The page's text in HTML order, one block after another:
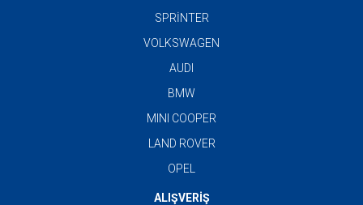
SPRİNTER
VOLKSWAGEN
AUDI
BMW
MINI COOPER
LAND ROVER
OPEL
ALIŞVERİŞ